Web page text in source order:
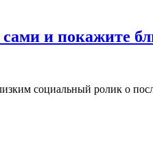
сами и покажите
социальный ролик о